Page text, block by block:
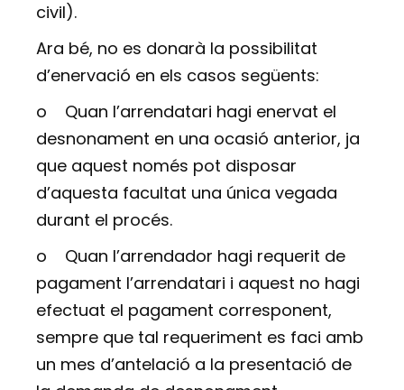
civil).
Ara bé, no es donarà la possibilitat
d’enervació en els casos següents:
o
Quan l’arrendatari hagi enervat el
desnonament en una ocasió anterior, ja
que aquest només pot disposar
d’aquesta facultat una única vegada
durant el procés.
o
Quan l’arrendador hagi requerit de
pagament l’arrendatari i aquest no hagi
efectuat el pagament corresponent,
sempre que tal requeriment es faci amb
un mes d’antelació a la presentació de